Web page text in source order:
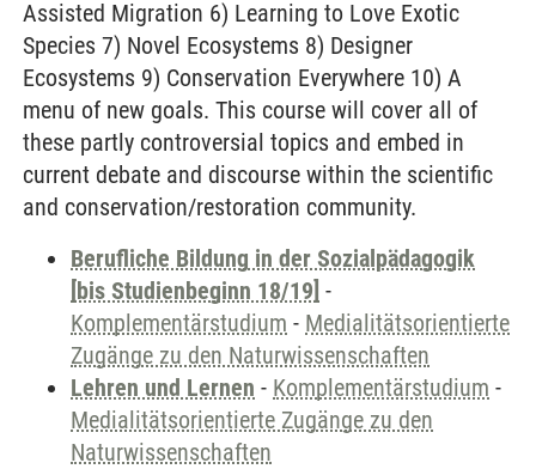
Assisted Migration 6) Learning to Love Exotic
Species 7) Novel Ecosystems 8) Designer
Ecosystems 9) Conservation Everywhere 10) A
menu of new goals. This course will cover all of
these partly controversial topics and embed in
current debate and discourse within the scientific
and conservation/restoration community.
Berufliche Bildung in der Sozialpädagogik
[bis Studienbeginn 18/19] -
Komplementärstudium - Medialitätsorientierte
Zugänge zu den Naturwissenschaften
Lehren und Lernen - Komplementärstudium -
Medialitätsorientierte Zugänge zu den
Naturwissenschaften